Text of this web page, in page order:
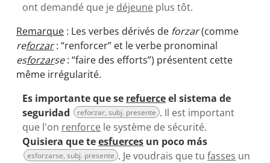
ont demandé que je déjeune plus tôt.
Remarque : Les verbes dérivés de forzar(comme
reforzar: “renforcer” et le verbe pronominal
esforzarse: “faire des efforts”) présentent cette
même irrégularité.
Es importante que se refuerceel sistema de
seguridad
reforzar, subj. presente . Il est important
que l'on renforce le système de sécurité.
Quisiera que teesfuerces un poco más
esforzarse, subj. presente . Je voudrais que tu fasses un